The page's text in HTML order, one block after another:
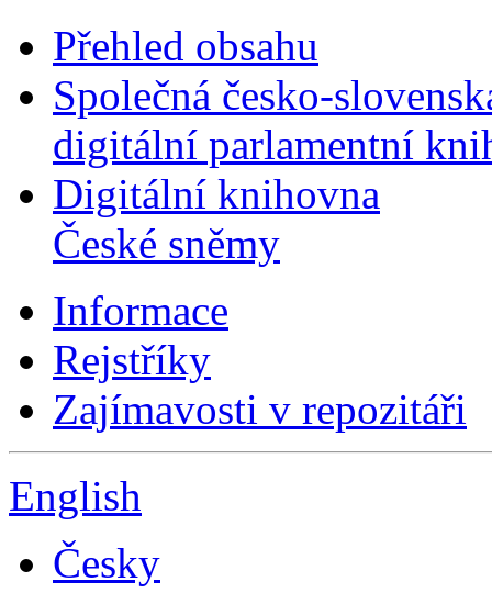
Přehled obsahu
Společná česko-
digitální parlamentní
Digitální knihovna
České sněmy
Informace
Rejstříky
Zajímavosti v repozitáři
English
Česky